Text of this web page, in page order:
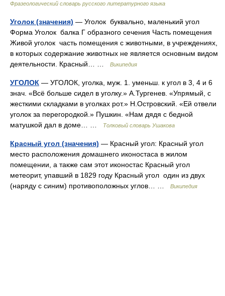
Фразеологический словарь русского литературного языка
Уголок (значения) — Уголок буквально, маленький угол
Форма Уголок балка Г образного сечения Часть помещения
Живой уголок часть помещения с животными, в учреждениях,
в которых содержание животных не является основным видом
деятельности. Красный… …
Википедия
УГОЛОК — УГОЛОК, уголка, муж. 1. уменьш. к угол в 3, 4 и 6
знач. «Всё больше сидел в уголку.» А.Тургенев. «Упрямый, с
жесткими складками в уголках рот.» Н.Островский. «Ей отвели
уголок за перегородкой.» Пушкин. «Нам дядя с бедной
матушкой дал в доме… …
Толковый словарь Ушакова
Красный угол (значения) — Красный угол: Красный угол
место расположения домашнего иконостаса в жилом
помещении, а также сам этот иконостас Красный угол
метеорит, упавший в 1829 году Красный угол один из двух
(наряду с синим) противоположных углов… …
Википедия